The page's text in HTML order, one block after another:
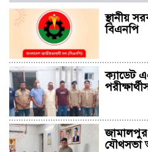
স্থানীয়
বিএনপি
ক্যাডেট
যৌথসভা